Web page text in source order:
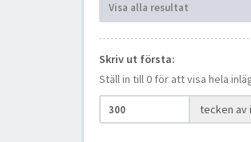
Visa alla resultat
Skriv ut första:
Ställ in till 0 för att visa hela
tecken av